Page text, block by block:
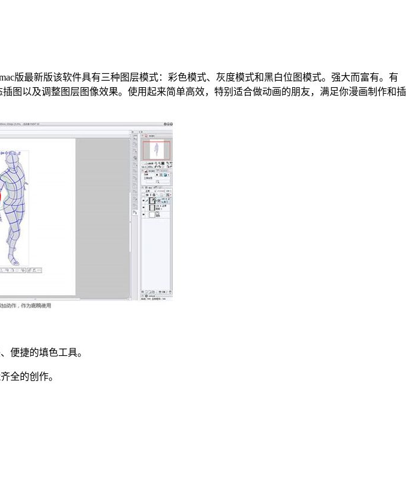
版最新版该软件具有三种图层模式：彩色模式、灰度模式和黑白位图模式。强大而富有。有
图以及调整图层图像效果。使用起来简单高效，特别适合做动画的朋友，满足你漫画制作和插
便捷的填色工具。
全的创作。